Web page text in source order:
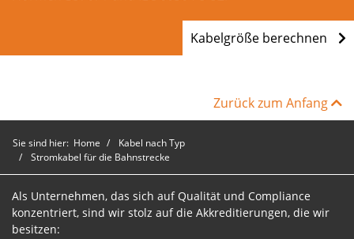
Kabelgröße berechnen
Zurück zum Anfang
Sie sind hier: Home
Kabel nach Typ
Stromkabel für die Bahnstrecke
Als Unternehmen, das sich auf Qualität und Compliance
konzentriert, sind wir stolz auf die Akkreditierungen, die wir
besitzen: